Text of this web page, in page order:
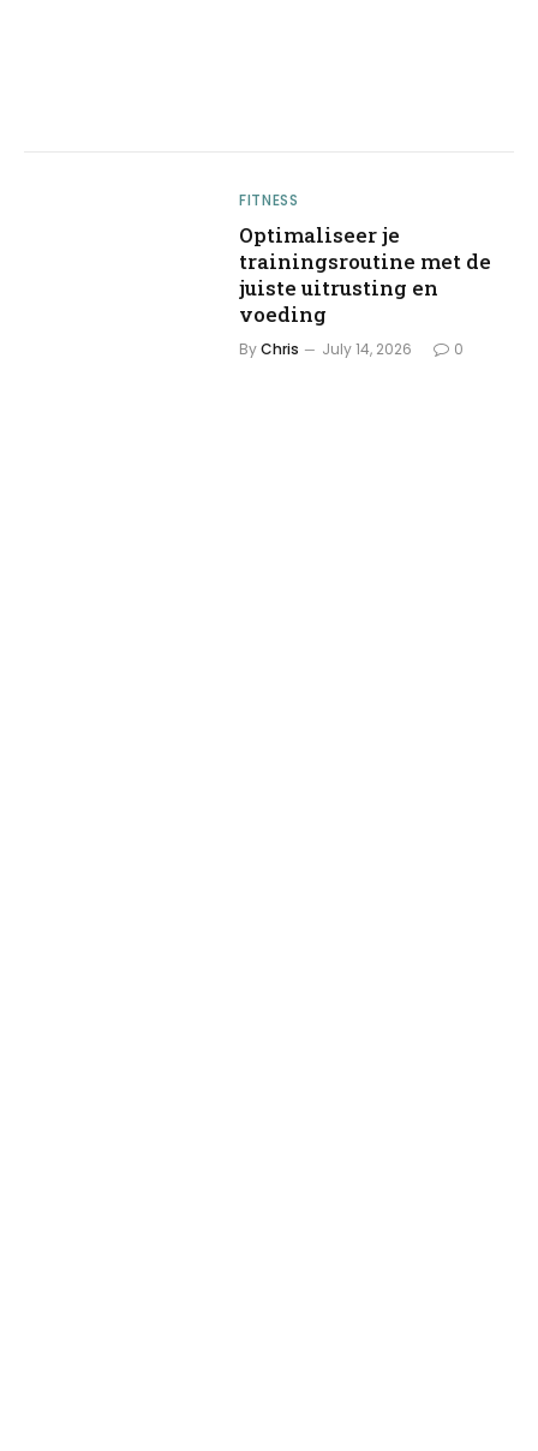
FITNESS
Optimaliseer je
trainingsroutine met de
juiste uitrusting en
voeding
ByChris July 14, 2026 0